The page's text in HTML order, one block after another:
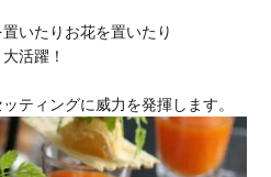
いたりお花を置いたり
活躍！
ティングに威力を発揮します。